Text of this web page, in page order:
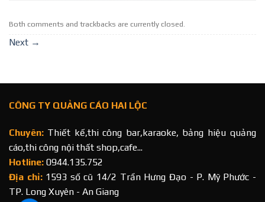
Both comments and trackbacks are currently closed.
Next →
CÔNG TY QUẢNG CÁO HAI LỘC
Chuyên: Thiết kế,thi công bar,karaoke, bảng hiệu quảng
cáo,thi công nội thất shop,cafe...
Hotline: 0944.135.752
Địa chỉ: 1593 số cũ 14/2 Trần Hưng Đạo - P. Mỹ Phước -
TP. Long Xuyên - An Giang